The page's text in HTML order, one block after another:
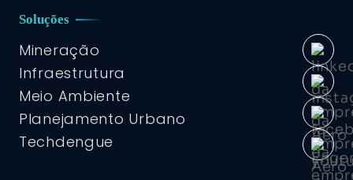
Soluções
Mineração
Infraestrutura
Meio Ambiente
Planejamento Urbano
Techdengue